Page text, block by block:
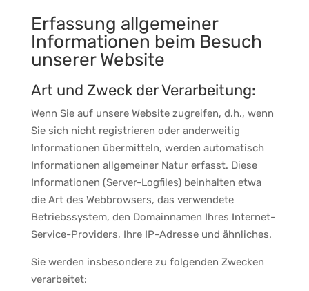
Erfassung allgemeiner
Informationen beim Besuch
unserer Website
Art und Zweck der Verarbeitung:
Wenn Sie auf unsere Website zugreifen, d.h., wenn
Sie sich nicht registrieren oder anderweitig
Informationen übermitteln, werden automatisch
Informationen allgemeiner Natur erfasst. Diese
Informationen (Server-Logfiles) beinhalten etwa
die Art des Webbrowsers, das verwendete
Betriebssystem, den Domainnamen Ihres Internet-
Service-Providers, Ihre IP-Adresse und ähnliches.
Sie werden insbesondere zu folgenden Zwecken
verarbeitet: